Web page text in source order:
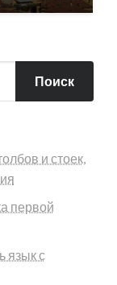
Поиск
и стоек,
первой
язык с